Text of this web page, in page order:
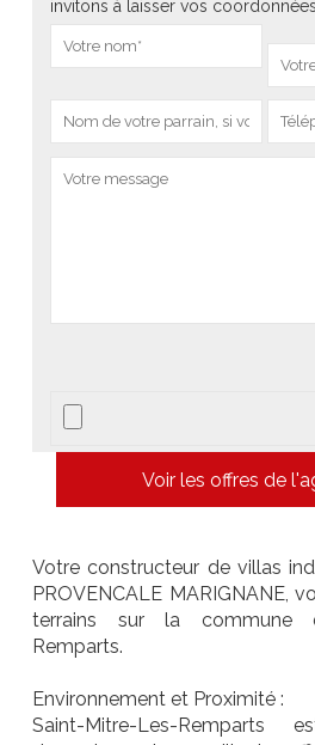
invitons à laisser vos
Voir les offres de
Votre constructeur de villas
PROVENCALE MARIGNANE,
terrains sur la commune
Remparts.
Environnement et Proximité :
Saint-Mitre-Les-Remparts